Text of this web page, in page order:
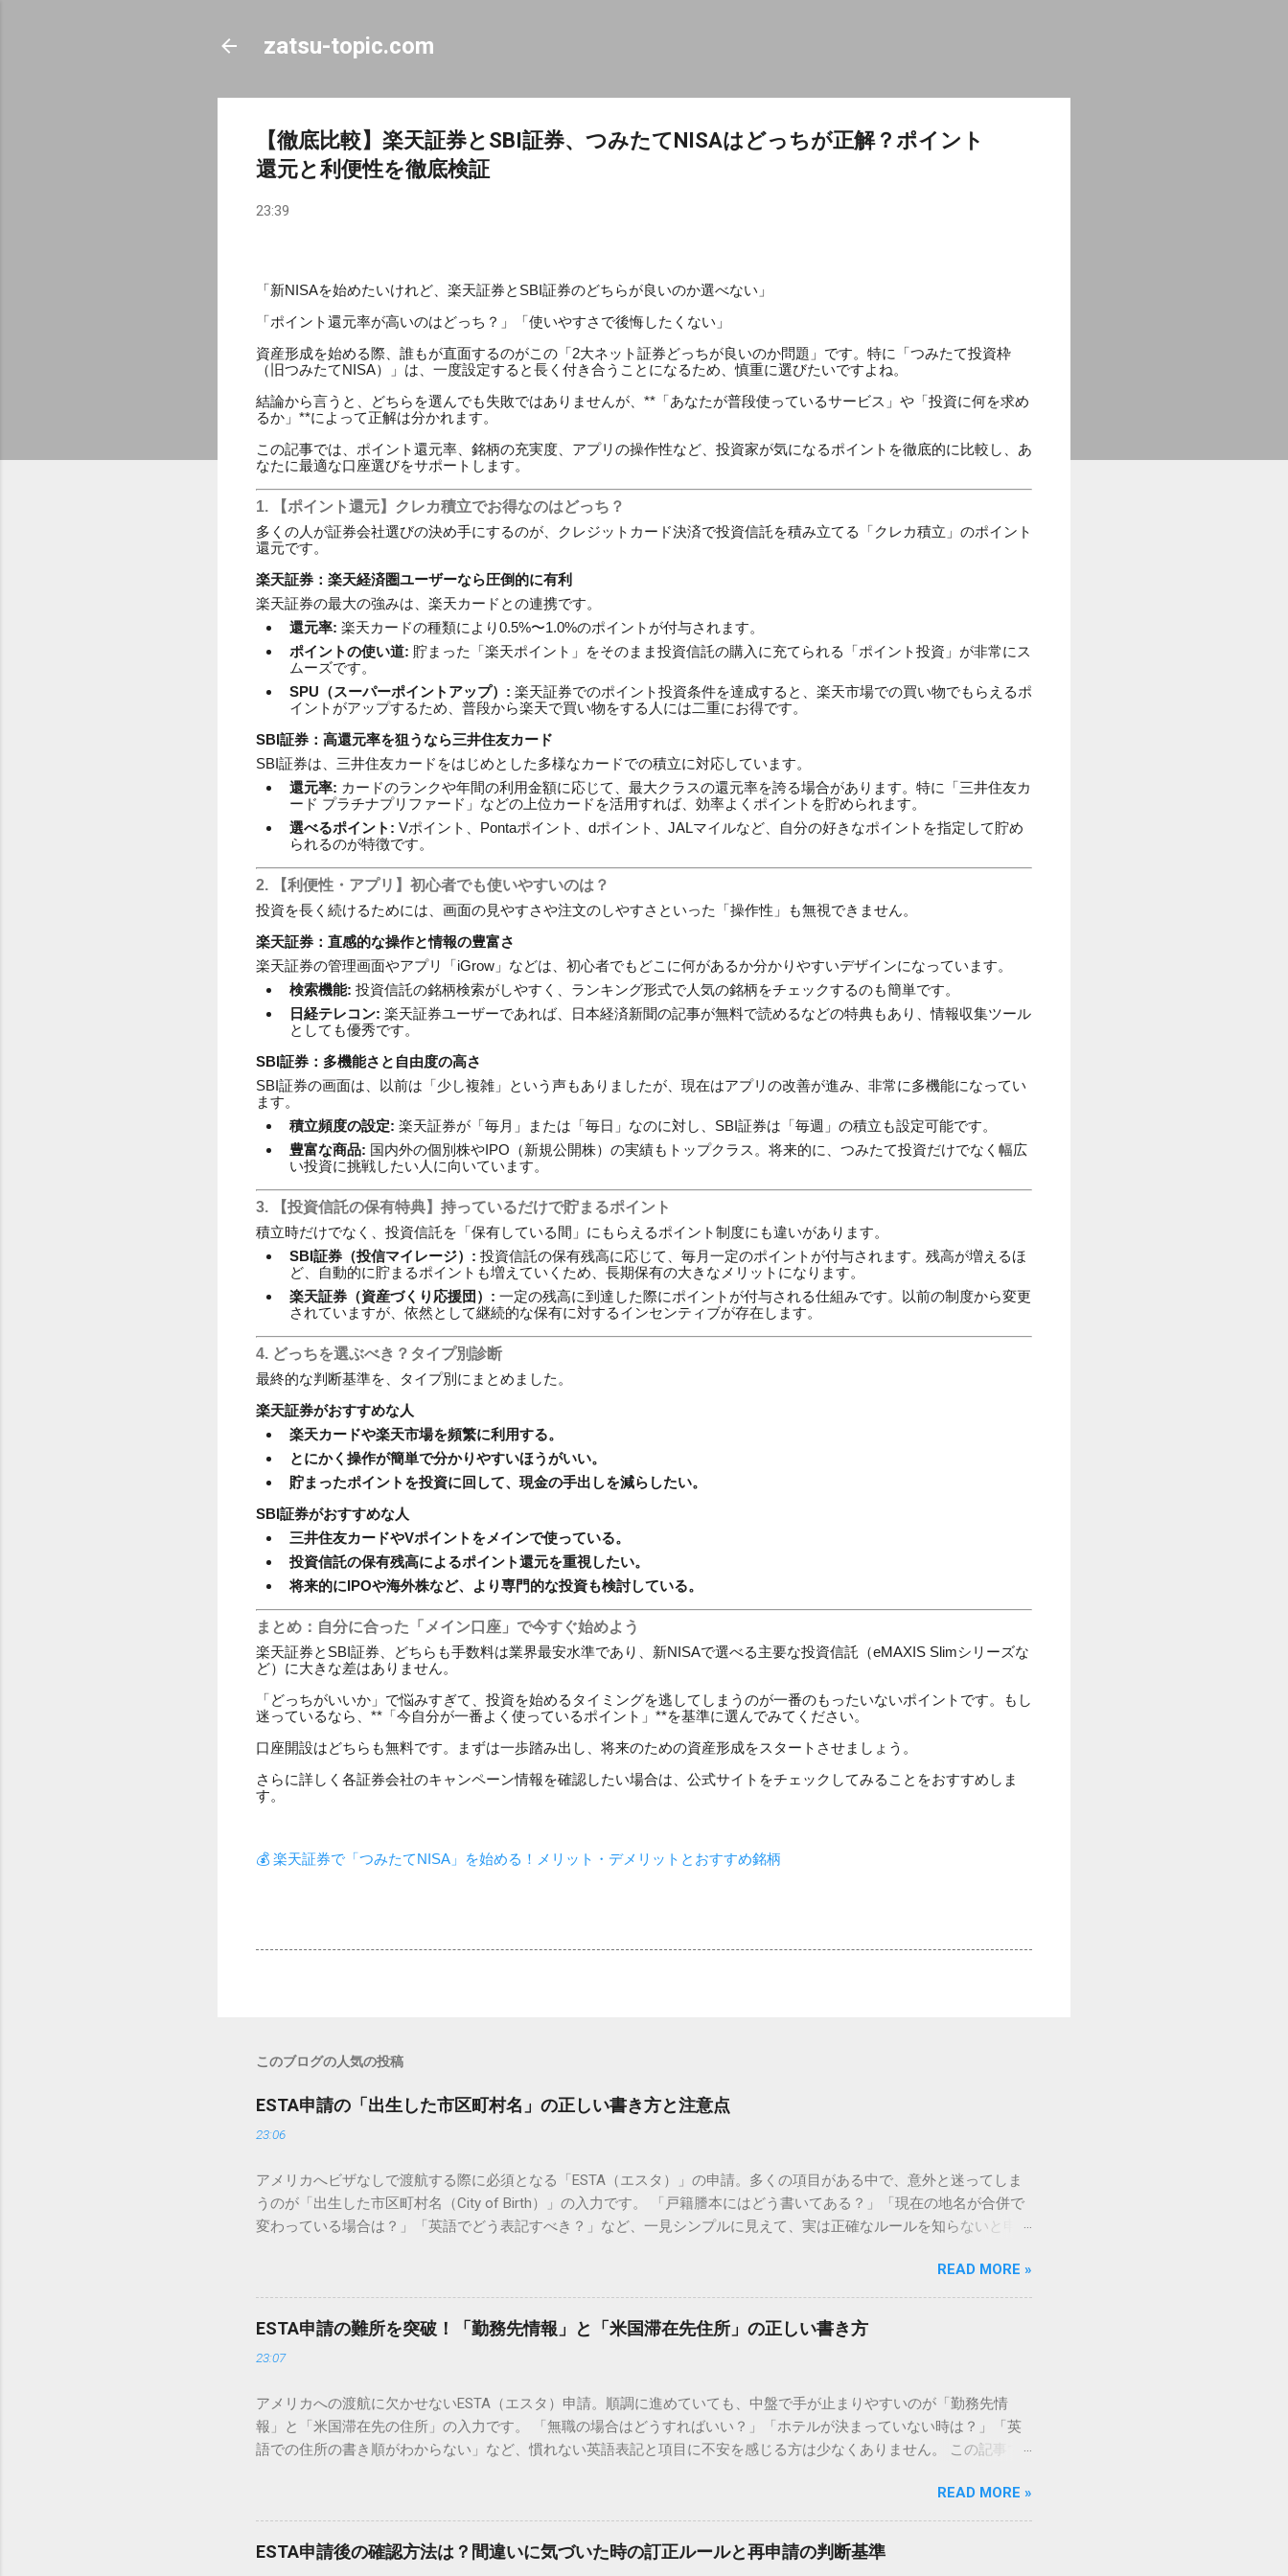
zatsu-topic.com
【徹底比較】楽天証券とSBI証券、つみたてNISAはどっちが正解？ポイント
還元と利便性を徹底検証
23:39
「新NISAを始めたいけれど、楽天証券とSBI証券のどちらが良いのか選べない」
「ポイント還元率が高いのはどっち？」「使いやすさで後悔したくない」
資産形成を始める際、誰もが直面するのがこの「2大ネット証券どっちが良いのか問題」です。特に「つみたて投資枠
（旧つみたてNISA）」は、一度設定すると長く付き合うことになるため、慎重に選びたいですよね。
結論から言うと、どちらを選んでも失敗ではありませんが、**「あなたが普段使っているサービス」や「投資に何を求め
るか」**によって正解は分かれます。
この記事では、ポイント還元率、銘柄の充実度、アプリの操作性など、投資家が気になるポイントを徹底的に比較し、あ
なたに最適な口座選びをサポートします。
1. 【ポイント還元】クレカ積立でお得なのはどっち？
多くの人が証券会社選びの決め手にするのが、クレジットカード決済で投資信託を積み立てる「クレカ積立」のポイント
還元です。
楽天証券：楽天経済圏ユーザーなら圧倒的に有利
楽天証券の最大の強みは、楽天カードとの連携です。
還元率: 楽天カードの種類により0.5%〜1.0%のポイントが付与されます。
ポイントの使い道: 貯まった「楽天ポイント」をそのまま投資信託の購入に充てられる「ポイント投資」が非常にス
ムーズです。
SPU（スーパーポイントアップ）: 楽天証券でのポイント投資条件を達成すると、楽天市場での買い物でもらえるポ
イントがアップするため、普段から楽天で買い物をする人には二重にお得です。
SBI証券：高還元率を狙うなら三井住友カード
SBI証券は、三井住友カードをはじめとした多様なカードでの積立に対応しています。
還元率: カードのランクや年間の利用金額に応じて、最大クラスの還元率を誇る場合があります。特に「三井住友カ
ード プラチナプリファード」などの上位カードを活用すれば、効率よくポイントを貯められます。
選べるポイント: Vポイント、Pontaポイント、dポイント、JALマイルなど、自分の好きなポイントを指定して貯め
られるのが特徴です。
2. 【利便性・アプリ】初心者でも使いやすいのは？
投資を長く続けるためには、画面の見やすさや注文のしやすさといった「操作性」も無視できません。
楽天証券：直感的な操作と情報の豊富さ
楽天証券の管理画面やアプリ「iGrow」などは、初心者でもどこに何があるか分かりやすいデザインになっています。
検索機能: 投資信託の銘柄検索がしやすく、ランキング形式で人気の銘柄をチェックするのも簡単です。
日経テレコン: 楽天証券ユーザーであれば、日本経済新聞の記事が無料で読めるなどの特典もあり、情報収集ツール
としても優秀です。
SBI証券：多機能さと自由度の高さ
SBI証券の画面は、以前は「少し複雑」という声もありましたが、現在はアプリの改善が進み、非常に多機能になってい
ます。
積立頻度の設定: 楽天証券が「毎月」または「毎日」なのに対し、SBI証券は「毎週」の積立も設定可能です。
豊富な商品: 国内外の個別株やIPO（新規公開株）の実績もトップクラス。将来的に、つみたて投資だけでなく幅広
い投資に挑戦したい人に向いています。
3. 【投資信託の保有特典】持っているだけで貯まるポイント
積立時だけでなく、投資信託を「保有している間」にもらえるポイント制度にも違いがあります。
SBI証券（投信マイレージ）: 投資信託の保有残高に応じて、毎月一定のポイントが付与されます。残高が増えるほ
ど、自動的に貯まるポイントも増えていくため、長期保有の大きなメリットになります。
楽天証券（資産づくり応援団）: 一定の残高に到達した際にポイントが付与される仕組みです。以前の制度から変更
されていますが、依然として継続的な保有に対するインセンティブが存在します。
4. どっちを選ぶべき？タイプ別診断
最終的な判断基準を、タイプ別にまとめました。
楽天証券がおすすめな人
楽天カードや楽天市場を頻繁に利用する。
とにかく操作が簡単で分かりやすいほうがいい。
貯まったポイントを投資に回して、現金の手出しを減らしたい。
SBI証券がおすすめな人
三井住友カードやVポイントをメインで使っている。
投資信託の保有残高によるポイント還元を重視したい。
将来的にIPOや海外株など、より専門的な投資も検討している。
まとめ：自分に合った「メイン口座」で今すぐ始めよう
楽天証券とSBI証券、どちらも手数料は業界最安水準であり、新NISAで選べる主要な投資信託（eMAXIS Slimシリーズな
ど）に大きな差はありません。
「どっちがいいか」で悩みすぎて、投資を始めるタイミングを逃してしまうのが一番のもったいないポイントです。もし
迷っているなら、**「今自分が一番よく使っているポイント」**を基準に選んでみてください。
口座開設はどちらも無料です。まずは一歩踏み出し、将来のための資産形成をスタートさせましょう。
さらに詳しく各証券会社のキャンペーン情報を確認したい場合は、公式サイトをチェックしてみることをおすすめしま
す。
💰 楽天証券で「つみたてNISA」を始める！メリット・デメリットとおすすめ銘柄
このブログの人気の投稿
ESTA申請の「出生した市区町村名」の正しい書き方と注意点
23:06
アメリカへビザなしで渡航する際に必須となる「ESTA（エスタ）」の申請。多くの項目がある中で、意外と迷ってしま
うのが「出生した市区町村名（City of Birth）」の入力です。 「戸籍謄本にはどう書いてある？」「現在の地名が合併で
変わっている場合は？」「英語でどう表記すべき？」など、一見シンプルに見えて、実は正確なルールを知らないと申請
くある疑問、エラーを防ぐための具体的な対策まで、基本ルールを詳しく解説します。 ESTA申請「出生した市区町村
名」の基本ルール ESTAは米国の国土安全保障省が管理するシステムです。入力はすべて「英字（ローマ字）」で行うの
が鉄則です。 パスポートの記載と合わせるのが大原則 ESTA申請の最も重要なポイントは、**「手元のパスポートに記載
されている情報と一致させること」**です。 しかし、日本のパスポートの「本籍地」や「出生地」欄には、都道府県名
までしか記載されていないことが一般的です。一方、ESTAの項目には「出生した市区町村名（City of Birth）」と「出生
ーマ字入力） 市区町村名は、ヘボン式ローマ字で入力します。 例：新宿区 → SHINJUKU または SHINJUKU-KU 例：横浜
市 → YOKOHAMA または YOKOHAMA-SHI 例：隠岐郡海士町 → AMA または AMA-CHO 基本的には「SHINJUKU」
「YOKOHAMA」のように、市区町村名のみ（ハイフン以下なし）でも問題なく受理されます。 迷いやすいケース別・具
た場合 生まれた時の地名と、現在の地名が異なるケースです。 対策： 原則として「現在の名称」を記入します。ただ
し、パスポート申請時に使用した戸籍謄本に基づいた名称であれば、当時の名称でも大きな問題にはなりませんが、現在
の名称を入力するのが一般的でスムーズです。 2. 生まれた場所が分からない場合 どうしても出生地が特定できな...
READ MORE »
ESTA申請の難所を突破！「勤務先情報」と「米国滞在先住所」の正しい書き方
23:07
アメリカへの渡航に欠かせないESTA（エスタ）申請。順調に進めていても、中盤で手が止まりやすいのが「勤務先情
報」と「米国滞在先の住所」の入力です。 「無職の場合はどうすればいい？」「ホテルが決まっていない時は？」「英
語での住所の書き順がわからない」など、慣れない英語表記と項目に不安を感じる方は少なくありません。 この記事で
ズに通過させ、安心して出発の日を迎えるための準備を整えましょう。 1. 勤務先情報（Employment Information）の書
き方 アメリカ当局は、申請者が「自国に仕事や生活の基盤があり、不法滞在する意図がないか」を確認するために勤務
先情報を求めています。 現職がある場合（会社員・公務員など） すべて英語（ローマ字）で入力します。名刺や会社の
英語公式サイトを確認しておくと確実です。 役職（Job Title）： 正確な役職名が不明な場合は、 OFFICE WORKER （事
READ MORE »
ESTA申請後の確認方法は？間違いに気づいた時の訂正ルールと再申請の判断基準